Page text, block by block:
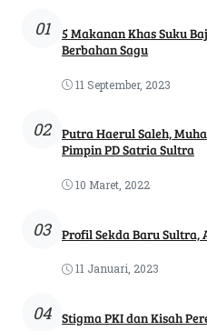
01
5 Makanan Khas Suku
Berbahan Sagu
11 September, 2023
02
Putra Haerul Saleh,
Pimpin PD Satria Sultra
10 Maret, 2022
03 Profil Sekda Baru Sultra,
11 Januari, 2023
04 Stigma PKI dan Kisah